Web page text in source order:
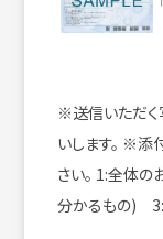
※送信いただ
いします。 ※添
さい。 1:全体の
分かるもの)